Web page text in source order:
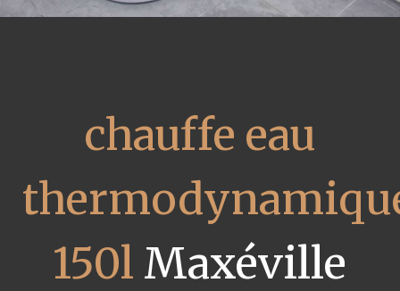
chauffe eau
150l Maxéville